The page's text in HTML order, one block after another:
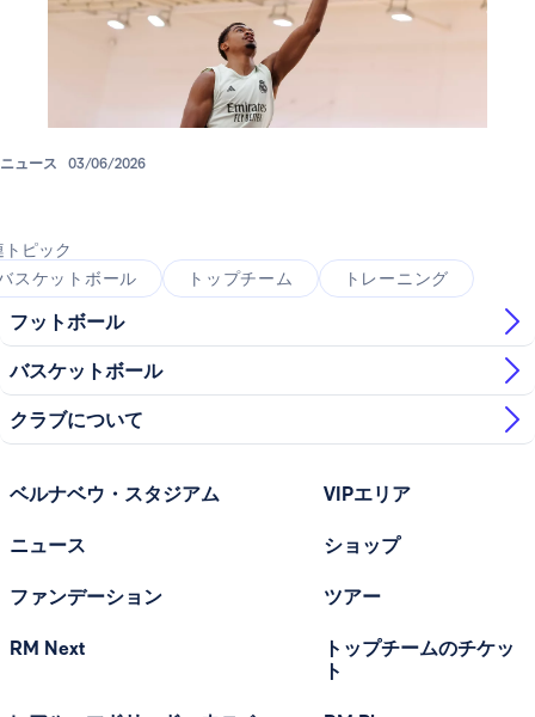
ニュース 03/06/2026
トピック
スケットボール
トップチーム トレーニング
フットボール
バスケットボール
クラブについて
ベルナベウ・スタジアム
ニュース
ファンデーション
RM Next
VIPエリア
ショップ
ツアー
トップチームのチケッ
ト